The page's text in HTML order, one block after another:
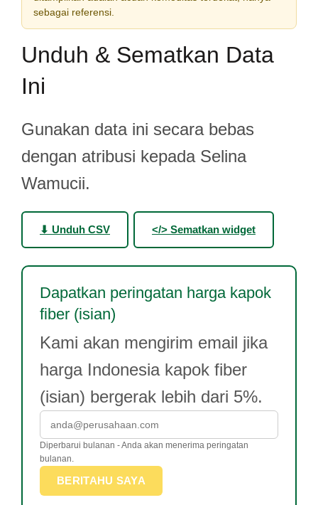
sebagai referensi.
Unduh & Sematkan Data
Ini
Gunakan data ini secara bebas
dengan atribusi kepada Selina
Wamucii.
⬇ Unduh CSV </> Sematkan widget
Dapatkan peringatan harga kapok
fiber (isian)
Kami akan mengirim email jika
harga Indonesia kapok fiber
(isian) bergerak lebih dari 5%.
Diperbarui bulanan - Anda akan menerima peringatan
bulanan.
BERITAHU SAYA